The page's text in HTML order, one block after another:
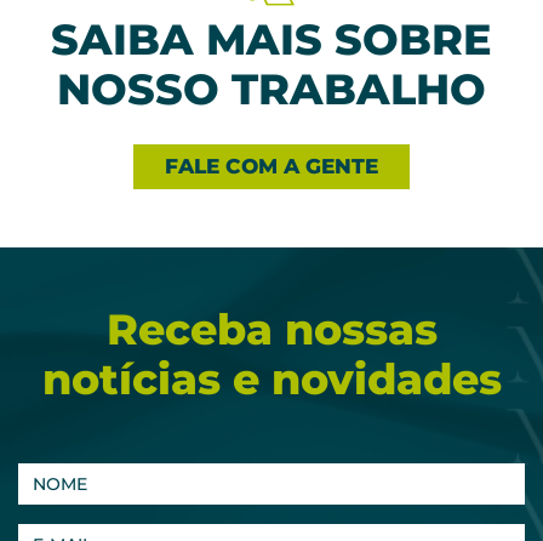
SAIBA MAIS SOBRE
NOSSO TRABALHO
FALE COM A GENTE
Receba nossas
notícias e novidades